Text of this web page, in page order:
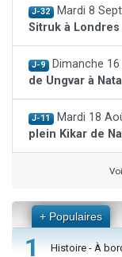
J-32 Mardi 8
Sitruk à
J-9 Dimanche 16
de Ungvar à
J-11 Mardi 18
plein Kikar de
+ Populaires
1 Histoire - À